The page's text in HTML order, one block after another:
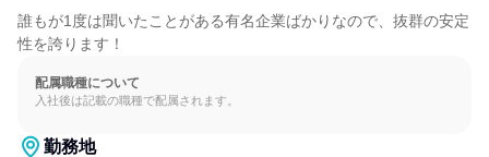
誰もが1度は聞いたことがある有名企業ばかりなので、抜群の安定
性を誇ります！
配属職種について
入社後は記載の職種で配属されます。
勤務地